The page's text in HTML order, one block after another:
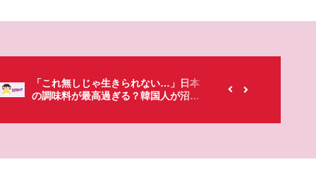
【韓国にもあるのに…】なぜ日本のセ
ブンイレブンが韓国人に人気なの？